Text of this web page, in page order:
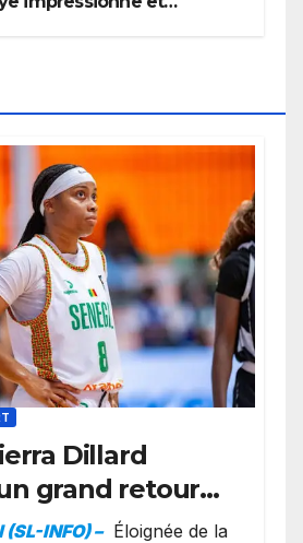
Dillard
grand retour
?
INFO) – Éloignée de la